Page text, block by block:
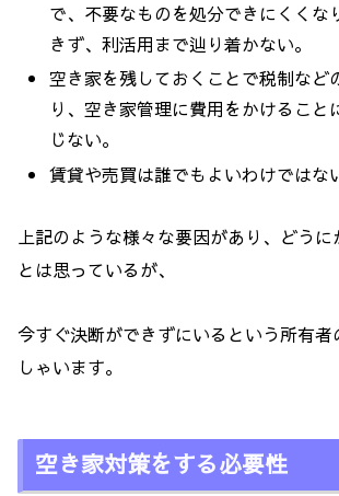
で、不要なものを処分できにくくな
きず、利活用まで辿り着かない。
空き家を残しておくことで税制など
り、空き家管理に費用をかけること
じない。
賃貸や売買は誰でもよいわけではな
上記のような様々な要因があり、どう
とは思っているが、
今すぐ決断ができずにいるという所有者
しゃいます。
空き家対策をする必要性